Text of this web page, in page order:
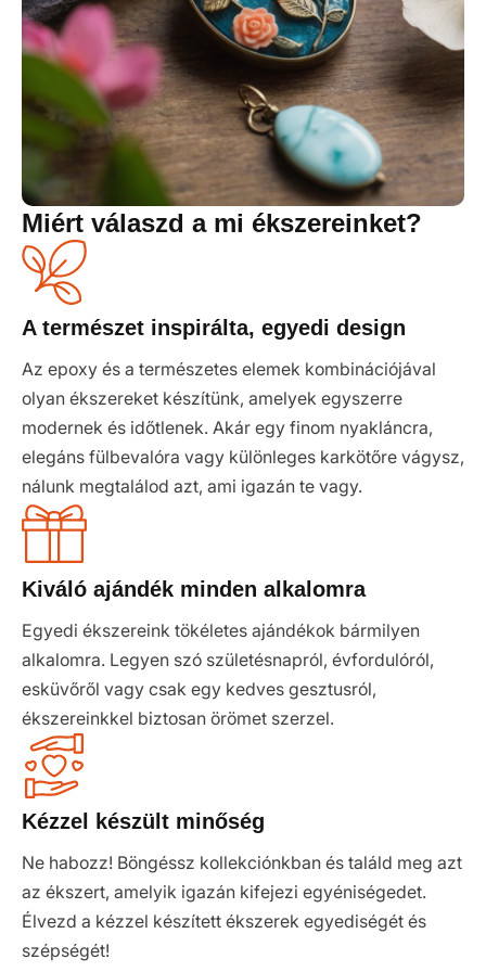
Miért válaszd a mi ékszereinket?
A természet inspirálta, egyedi design
Az epoxy és a természetes elemek kombinációjával
olyan ékszereket készítünk, amelyek egyszerre
modernek és időtlenek. Akár egy finom nyakláncra,
elegáns fülbevalóra vagy különleges karkötőre vágysz,
nálunk megtalálod azt, ami igazán te vagy.
Kiváló ajándék minden alkalomra
Egyedi ékszereink tökéletes ajándékok bármilyen
alkalomra. Legyen szó születésnapról, évfordulóról,
esküvőről vagy csak egy kedves gesztusról,
ékszereinkkel biztosan örömet szerzel.
Kézzel készült minőség
Ne habozz! Böngéssz kollekciónkban és találd meg azt
az ékszert, amelyik igazán kifejezi egyéniségedet.
Élvezd a kézzel készített ékszerek egyediségét és
szépségét!